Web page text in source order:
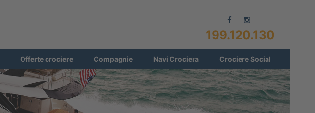
199.120.130
Offerte crociere Compagnie Navi Crociera Crociere Social